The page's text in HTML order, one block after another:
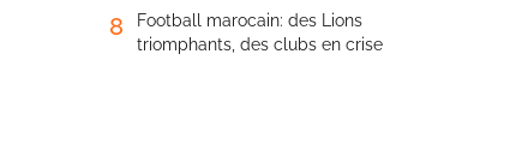
8
Football marocain: des Lions
triomphants, des clubs en crise